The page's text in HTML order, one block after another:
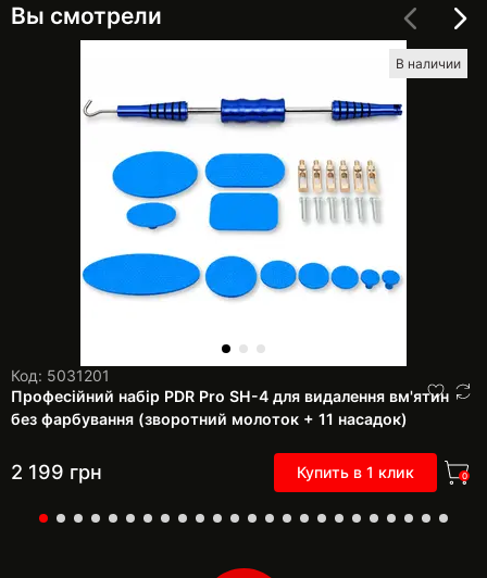
Вы смотрели
В наличии
Код: 5031201
Професійний набір PDR Pro SH-4 для видалення вм'ятин
без фарбування (зворотний молоток + 11 насадок)
2 199 грн Купить в 1 клик 0